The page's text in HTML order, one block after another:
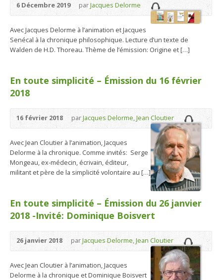
6 Décembre 2019 parJacques Delorme
Avec Jacques Delorme à l’animation et Jacques
Senécal à la chronique philosophique. Lecture d’un texte de
Walden de H.D. Thoreau. Thème de l’émission: Origine et […]
En toute simplicité – Émission du 16 février
2018
16 février 2018 parJacques Delorme,Jean Cloutier
Avec Jean Cloutier à l’animation, Jacques
Delorme à la chronique. Comme invités: Serge
Mongeau, ex-médecin, écrivain, éditeur,
militant et père de la simplicité volontaire au […]
En toute simplicité – Émission du 26 janvier
2018 -Invité: Dominique Boisvert
26 janvier 2018 parJacques Delorme,Jean Cloutier
Avec Jean Cloutier à l’animation, Jacques
Delorme à la chronique et Dominique Boisvert